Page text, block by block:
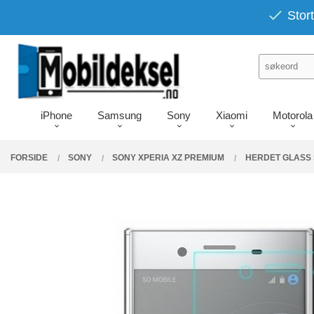
innholdet
iPhone Samsung Sony Xiaomi Motorola
FORSIDE SONY SONY XPERIA XZ PREMIUM HERDET